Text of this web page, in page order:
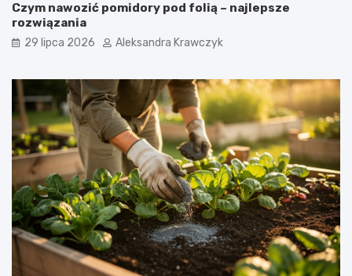
Czym nawozić pomidory pod folią – najlepsze
rozwiązania
29 lipca 2026 Aleksandra Krawczyk